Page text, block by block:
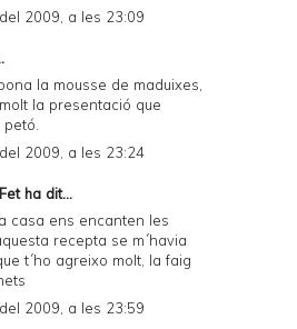
2009, a les 23:09
la mousse de maduixes,
la presentació que
petó.
2009, a les 23:24
ha dit...
casa ens encanten les
recepta se m´havia
t´ho agreixo molt, la faig
2009, a les 23:59